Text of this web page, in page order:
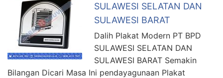
SULAWESI SELATAN DAN
SULAWESI BARAT
Dalih Plakat Modern PT BPD
SULAWESI SELATAN DAN
SULAWESI BARAT Semakin
Bilangan Dicari Masa Ini pendayagunaan Plakat